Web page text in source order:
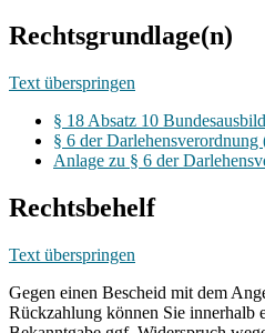
Rechtsgrundlage(n)
Text überspringen
§ 18 Absatz 10
§ 6 der
Anlage zu § 6 der
Rechtsbehelf
Text überspringen
Gegen einen Bescheid mit dem
Rückzahlung können Sie innerhalb